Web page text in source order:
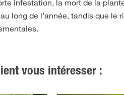
infestation, la mort de la
long de l’année, tandis que le
vous intéresser :